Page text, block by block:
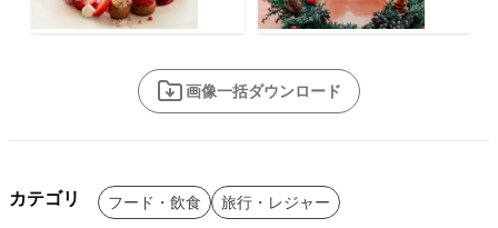
画像一括ダウンロード
カテゴリ フード・飲食 旅行・レジャー